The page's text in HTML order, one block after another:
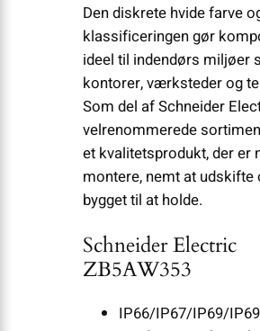
Den diskrete hvide farve
klassificeringen gør
ideel til indendørs miljøer
kontorer, værksteder og
Som del af Schneider
velrenommerede
et kvalitetsprodukt, der er
montere, nemt at udskifte
bygget til at holde.
Schneider Electric
ZB5AW353
IP66/IP67/IP69/